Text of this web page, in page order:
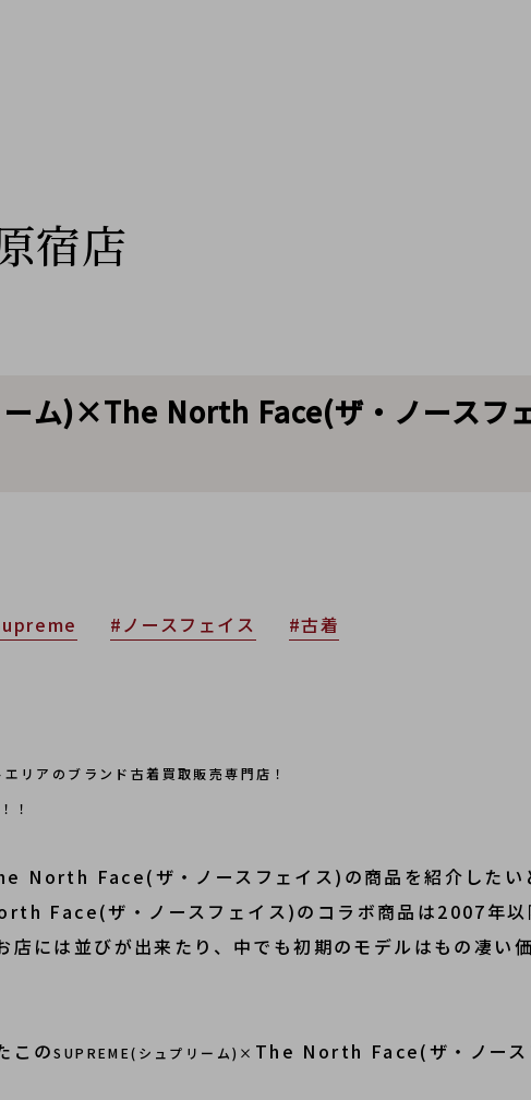
宿店
ーム)×The North Face(ザ・ノースフ
#ノースフェイス #古着
リアのブランド古着買取販売専門店！
！
North Face(ザ・ノースフェイス)の商品を紹介したい
Face(ザ・ノースフェイス)のコラボ商品は2007年以
店には並びが出来たり、中でも初期のモデルはもの凄い
このSUPREME(シュプリーム)× The North Face(ザ・ノース